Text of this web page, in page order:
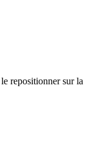
repositionner sur la